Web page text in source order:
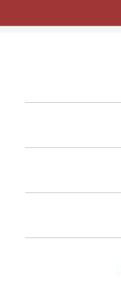
principal